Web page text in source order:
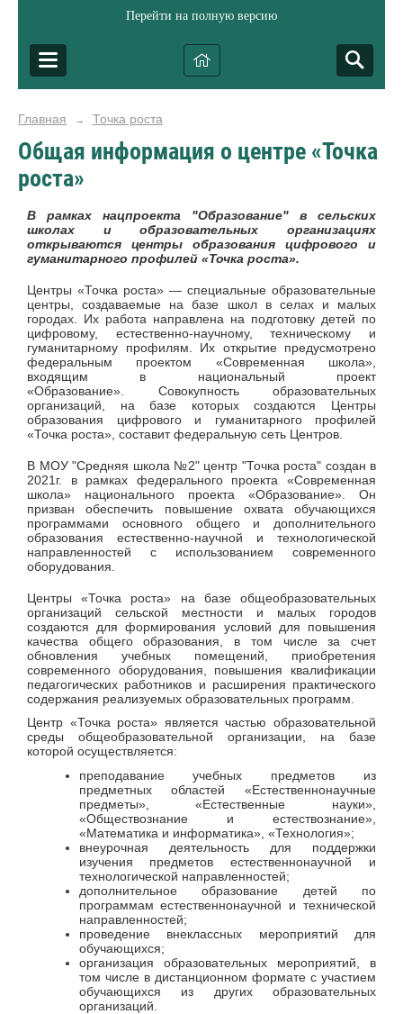
Перейти на полную версию
Главная → Точка роста
Общая информация о центре «Точка
роста»
В рамках нацпроекта "Образование" в сельских
школах и образовательных организациях
открываются центры образования цифрового и
гуманитарного профилей «Точка роста».
Центры «Точка роста» — специальные образовательные
центры, создаваемые на базе школ в селах и малых
городах. Их работа направлена на подготовку детей по
цифровому, естественно-научному, техническому и
гуманитарному профилям. Их открытие предусмотрено
федеральным проектом «Современная школа»,
входящим в национальный проект
«Образование». Совокупность образовательных
организаций, на базе которых создаются Центры
образования цифрового и гуманитарного профилей
«Точка роста», составит федеральную сеть Центров.
В МОУ "Средняя школа №2" центр "Точка роста" создан в
2021г. в рамках федерального проекта «Современная
школа» национального проекта «Образование». Он
призван обеспечить повышение охвата обучающихся
программами основного общего и дополнительного
образования естественно-научной и технологической
направленностей с использованием современного
оборудования.
Центры «Точка роста» на базе общеобразовательных
организаций сельской местности и малых городов
создаются для формирования условий для повышения
качества общего образования, в том числе за счет
обновления учебных помещений, приобретения
современного оборудования, повышения квалификации
педагогических работников и расширения практического
содержания реализуемых образовательных программ.
Центр «Точка роста» является частью образовательной
среды общеобразовательной организации, на базе
которой осуществляется:
преподавание учебных предметов из
предметных областей «Естественнонаучные
предметы», «Естественные науки»,
«Обществознание и естествознание»,
«Математика и информатика», «Технология»;
внеурочная деятельность для поддержки
изучения предметов естественнонаучной и
технологической направленностей;
дополнительное образование детей по
программам естественнонаучной и технической
направленностей;
проведение внеклассных мероприятий для
обучающихся;
организация образовательных мероприятий, в
том числе в дистанционном формате с участием
обучающихся из других образовательных
организаций.